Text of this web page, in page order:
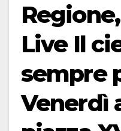
Live Il
sempre
Venerdì